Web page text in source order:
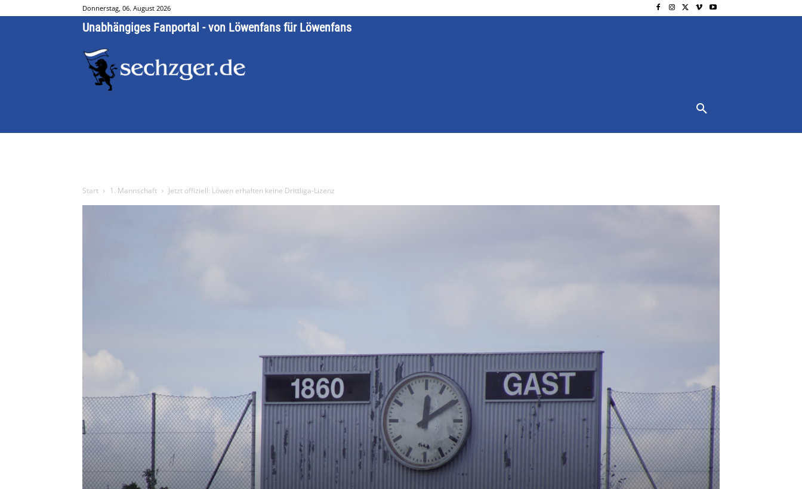
Donnerstag, 06. August 2026
Unabhängiges Fanportal - von Löwenfans für Löwenfans
Start 1. Mannschaft Jetzt offiziell: Löwen erhalten keine Drittliga-Lizenz